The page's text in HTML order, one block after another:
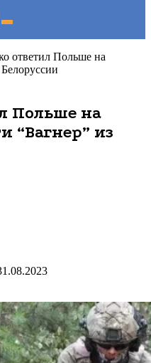
ответил Польше на
Польше на
“Вагнер” из